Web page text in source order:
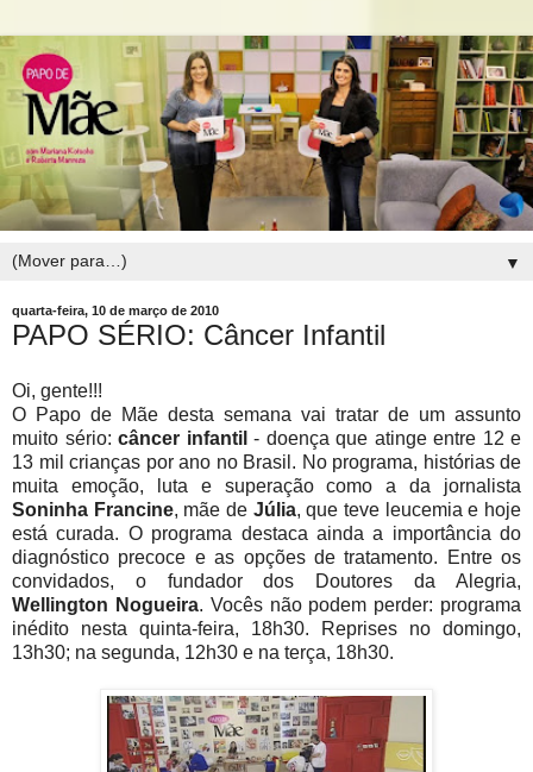
▼
quarta-feira, 10 de março de 2010
PAPO SÉRIO: Câncer Infantil
Oi, gente!!!
O Papo de Mãe desta semana vai tratar de um assunto
muito sério: câncer infantil - doença que atinge entre 12 e
13 mil crianças por ano no Brasil. No programa, histórias de
muita emoção, luta e superação como a da jornalista
Soninha Francine, mãe de Júlia, que teve leucemia e hoje
está curada. O programa destaca ainda a importância do
diagnóstico precoce e as opções de tratamento. Entre os
convidados, o fundador dos Doutores da Alegria,
Wellington Nogueira. Vocês não podem perder: programa
inédito nesta quinta-feira, 18h30. Reprises no domingo,
13h30; na segunda, 12h30 e na terça, 18h30.